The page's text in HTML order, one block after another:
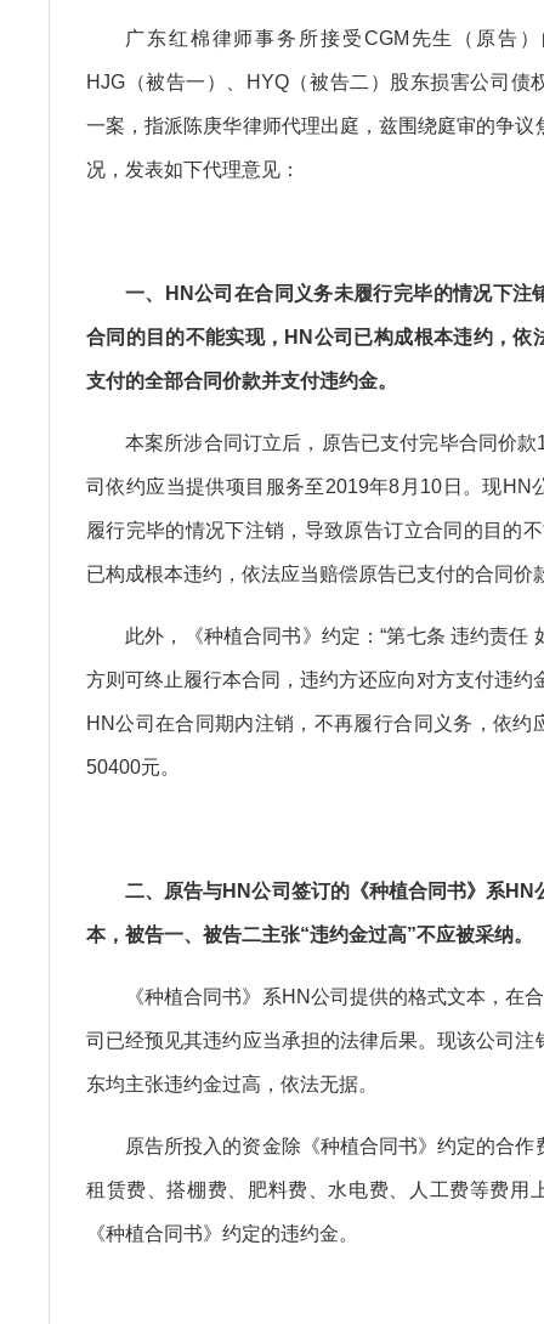
广东红棉律师事务所接受CGM先生（原告
HJG（被告一）、HYQ（被告二）股东损害公司债
一案，指派陈庚华律师代理出庭，兹围绕庭审的争议
况，发表如下代理意见：
一、HN公司在合同义务未履行完毕的情况下注
合同的目的不能实现，HN公司已构成根本违约，依
支付的全部合同价款并支付违约金。
本案所涉合同订立后，原告已支付完毕合同价
司依约应当提供项目服务至2019年8月10日。现HN
履行完毕的情况下注销，导致原告订立合同的目的
已构成根本违约，依法应当赔偿原告已支付的合同价
此外，《种植合同书》约定：“第七条 违约责任
方则可终止履行本合同，违约方还应向对方支付违约
HN公司在合同期内注销，不再履行合同义务，依约
50400元。
二、原告与HN公司签订的《种植合同书》系HN
本，被告一、被告二主张“违约金过高”不应被采纳。
《种植合同书》系HN公司提供的格式文本，在
司已经预见其违约应当承担的法律后果。现该公司注
东均主张违约金过高，依法无据。
原告所投入的资金除《种植合同书》约定的合作
租赁费、搭棚费、肥料费、水电费、人工费等费用
《种植合同书》约定的违约金。